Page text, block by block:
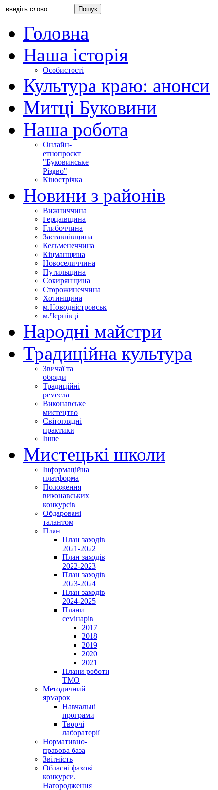
Головна
Наша історія
Особистості
Культура краю: анонси
Митці Буковини
Наша робота
Онлайн-
етнопроєкт
"Буковинське
Різдво"
Кінострічка
Новини з районів
Вижниччина
Герцаївщина
Глибоччина
Заставнівщина
Кельменеччина
Кіцманщина
Новоселиччина
Путильщина
Сокирянщина
Сторожинеччина
Хотинщина
м.Новодністровськ
м.Чернівці
Народні майстри
Традиційна культура
Звичаї та
обряди
Традиційні
ремесла
Виконавське
мистецтво
Світоглядні
практики
Інше
Мистецькі школи
Інформаційна
платформа
Положення
виконавських
конкурсів
Обдаровані
талантом
План
План заходів
2021-2022
План заходів
2022-2023
План заходів
2023-2024
План заходів
2024-2025
Плани
семінарів
2017
2018
2019
2020
2021
Плани роботи
ТМО
Методичний
ярмарок
Навчальні
програми
Творчі
лабораторії
Нормативно-
правова база
Звітність
Обласні фахові
конкурси.
Нагородження